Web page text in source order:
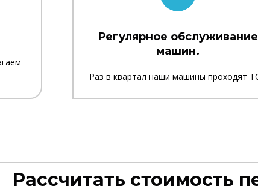
Регулярное обслуживание
машин.
Раз в квартал наши машины проходят
Рассчитать стоимость